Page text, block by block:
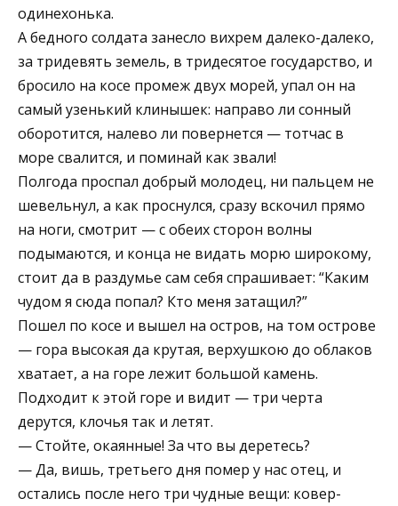
одинехонька.
А бедного солдата занесло вихрем далеко-далеко,
за тридевять земель, в тридесятое государство, и
бросило на косе промеж двух морей, упал он на
самый узенький клинышек: направо ли сонный
оборотится, налево ли повернется — тотчас в
море свалится, и поминай как звали!
Полгода проспал добрый молодец, ни пальцем не
шевельнул, а как проснулся, сразу вскочил прямо
на ноги, смотрит — с обеих сторон волны
подымаются, и конца не видать морю широкому,
стоит да в раздумье сам себя спрашивает: “Каким
чудом я сюда попал? Кто меня затащил?”
Пошел по косе и вышел на остров, на том острове
— гора высокая да крутая, верхушкою до облаков
хватает, а на горе лежит большой камень.
Подходит к этой горе и видит — три черта
дерутся, клочья так и летят.
— Стойте, окаянные! За что вы деретесь?
— Да, вишь, третьего дня помер у нас отец, и
остались после него три чудные вещи: ковер-